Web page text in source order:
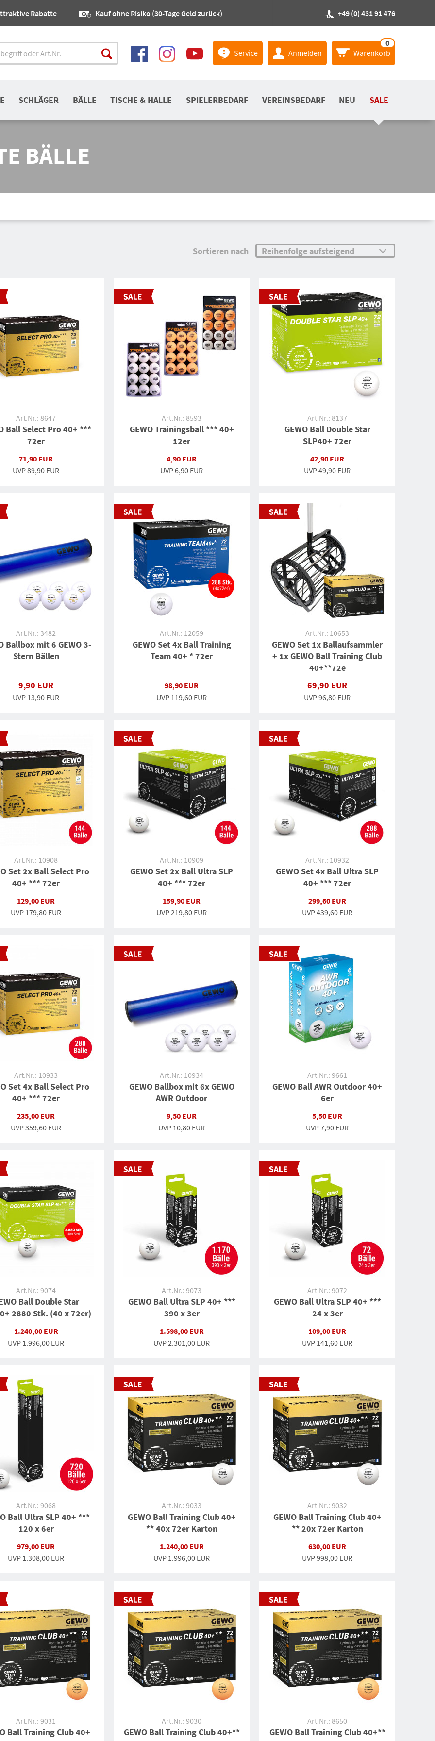
Rabatte Kauf ohne Risiko (30-Tage Geld zurück) +49 (0) 431 91 476
Service Anmelden Warenkorb
0
SCHLÄGER BÄLLE TISCHE & HALLE SPIELERBEDARF VEREINSBEDARF NEU SALE
BÄLLE
Sortieren nach
Art.Nr.: 8647
Ball Select Pro 40+ ***
72er
71,90 EUR
UVP89,90 EUR
Art.Nr.: 8593
GEWO Trainingsball *** 40+
12er
4,90 EUR
UVP6,90 EUR
Art.Nr.: 8137
GEWO Ball Double Star
SLP40+ 72er
42,90 EUR
UVP49,90 EUR
Art.Nr.: 3482
Ballbox mit 6 GEWO 3-
Stern Bällen
9,90 EUR
UVP 13,90 EUR
Art.Nr.: 12059
GEWO Set 4x Ball Training
Team 40+ * 72er
98,90 EUR
UVP 119,60 EUR
Art.Nr.: 10653
GEWO Set 1x Ballaufsammler
+ 1x GEWO Ball Training Club
40+**72e
69,90 EUR
UVP 96,80 EUR
Art.Nr.: 10908
Set 2x Ball Select Pro
40+ *** 72er
129,00 EUR
UVP 179,80 EUR
Art.Nr.: 10909
GEWO Set 2x Ball Ultra SLP
40+ *** 72er
159,90 EUR
UVP219,80 EUR
Art.Nr.: 10932
GEWO Set 4x Ball Ultra SLP
40+ *** 72er
299,60 EUR
UVP439,60 EUR
Art.Nr.: 10933
Set 4x Ball Select Pro
40+ *** 72er
235,00 EUR
UVP359,60 EUR
Art.Nr.: 10934
GEWO Ballbox mit 6x GEWO
AWR Outdoor
9,50 EUR
UVP 10,80 EUR
Art.Nr.: 9661
GEWO Ball AWR Outdoor 40+
6er
5,50 EUR
UVP7,90 EUR
Art.Nr.: 9074
Ball Double Star
2880 Stk. (40 x 72er)
1.240,00 EUR
UVP 1.996,00 EUR
Art.Nr.: 9073
GEWO Ball Ultra SLP 40+ ***
390 x 3er
1.598,00 EUR
UVP2.301,00 EUR
Art.Nr.: 9072
GEWO Ball Ultra SLP 40+ ***
24 x 3er
109,00 EUR
UVP 141,60 EUR
Art.Nr.: 9068
Ball Ultra SLP 40+ ***
120 x 6er
979,00 EUR
UVP 1.308,00 EUR
Art.Nr.: 9033
GEWO Ball Training Club 40+
** 40x 72er Karton
1.240,00 EUR
UVP 1.996,00 EUR
Art.Nr.: 9032
GEWO Ball Training Club 40+
** 20x 72er Karton
630,00 EUR
UVP998,00 EUR
Art.Nr.: 9031
Ball Training Club 40+
Art.Nr.: 9030
GEWO Ball Training Club 40+**
Art.Nr.: 8650
GEWO Ball Training Club 40+**